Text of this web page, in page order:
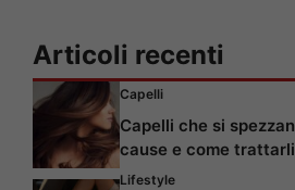
Articoli recenti
Capelli
Capelli che si
cause e come trattarli
Lifestyle